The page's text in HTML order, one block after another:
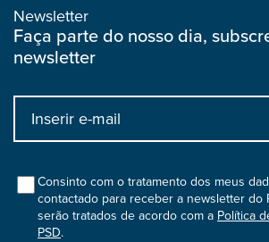
Newsletter
Faça parte do nosso dia,
newsletter
Input
bootstrap
colConsinto com o tratamento dos meus
contactado para receber a newsletter do
serão tratados de acordo com a Política
PSD.